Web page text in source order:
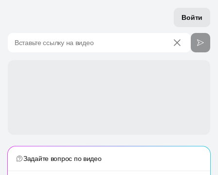
Войти
Вставьте ссылку на видео
Задайте вопрос по видео